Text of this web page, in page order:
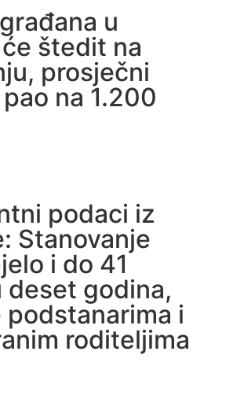
u
štedit na
prosječni
na 1.200
podaci iz
Stanovanje
i do 41
deset godina,
podstanarima i
roditeljima